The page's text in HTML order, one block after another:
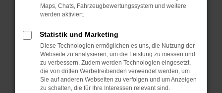
Fenster?
Starte dein Gerät neu.
Probleme zu beheben.
Stelle sicher, dass dein Browser und dein
Betriebssystem auf dem neuesten Stand
sind.
Veraltete Software birgt nicht nur ein
Maps, Chats, Fahrzeugbewertungssystem und weitere
werden aktiviert.
Statistik und Marketing
Diese Technologien ermöglichen es uns, die Nutzung der
Webseite zu analysieren, um die Leistung zu messen und
zu verbessern. Zudem werden Technologien eingesetzt,
die von dritten Werbetreibenden verwendet werden, um
Sie auf anderen Webseiten zu verfolgen und um Anzeigen
zu schalten, die für Ihre Interessen relevant sind.